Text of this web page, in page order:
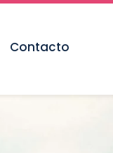
Contacto